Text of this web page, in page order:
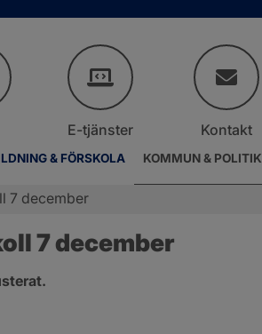
& FÖRSKOLA KOMMUN & POLITIK
E-tjänster Kontakt
7 december
7 december